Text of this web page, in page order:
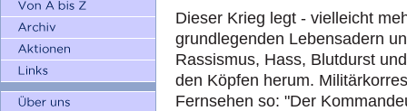
Dieser Krieg legt - vielleicht
grundlegenden Lebensadern
Rassismus, Hass, Blutdurst
den Köpfen herum.
Fernsehen so: "Der